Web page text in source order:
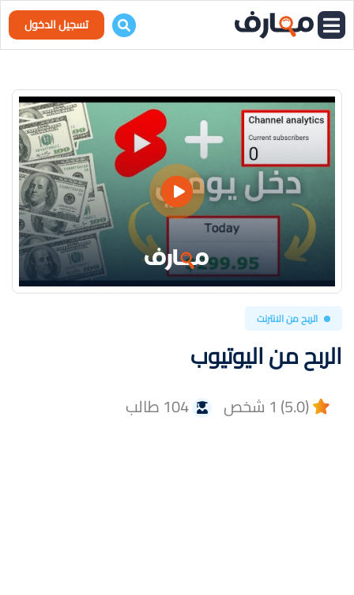
تسجيل الدخول
الربح من الانترنت
الربح من اليوتيوب
(5.0) 1 شخص 104 طالب